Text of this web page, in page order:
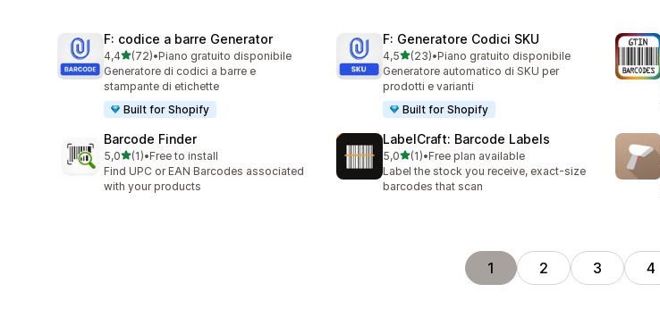
F: codice a barre Generator
4,4stelle su 5
(72)
72 recensioni totali
•Piano gratuito disponibile
Generatore di codici a barre e
stampante di etichette
Built for Shopify
F: Generatore Codici SKU
4,5stelle su 5
(23)
23 recensioni totali
•Piano gratuito disponibile
Generatore automatico di SKU per
prodotti e varianti
Built for Shopify
Barcode Finder
5,0stelle su 5
(1)
1 recensioni totali
•Free to install
Find UPC or EAN Barcodes associated
with your products
LabelCraft: Barcode Labels
5,0stelle su 5
(1)
1 recensioni totali
•Free plan available
Label the stock you receive, exact-size
barcodes that scan
1 2 3 4